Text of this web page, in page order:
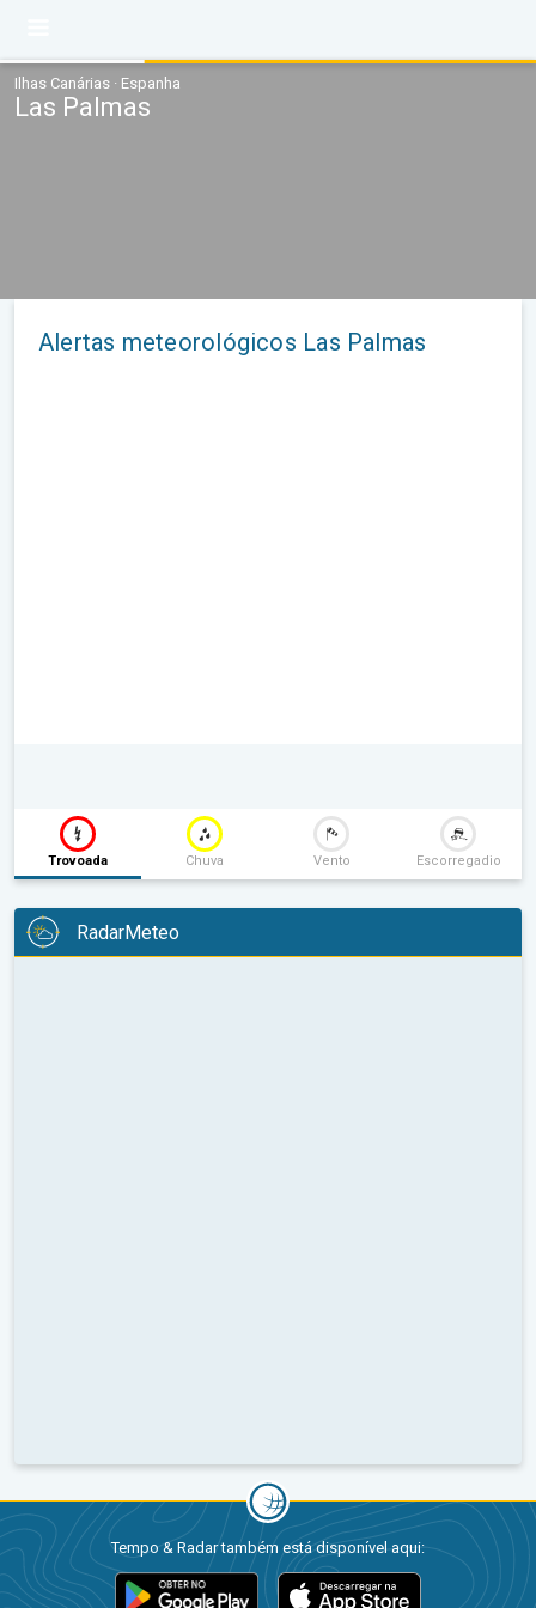
Ilhas Canárias · Espanha
Las Palmas
Alertas meteorológicos Las Palmas
Trovoada Chuva Vento Escorregadio
RadarMeteo
Tempo & Radar também está disponível aqui: